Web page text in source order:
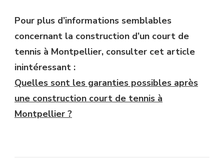
Pour plus d’informations semblables
concernant la construction d’un court de
tennis à Montpellier, consulter cet article
inintéressant :
Quelles sont les garanties possibles après
une construction court de tennis à
Montpellier ?